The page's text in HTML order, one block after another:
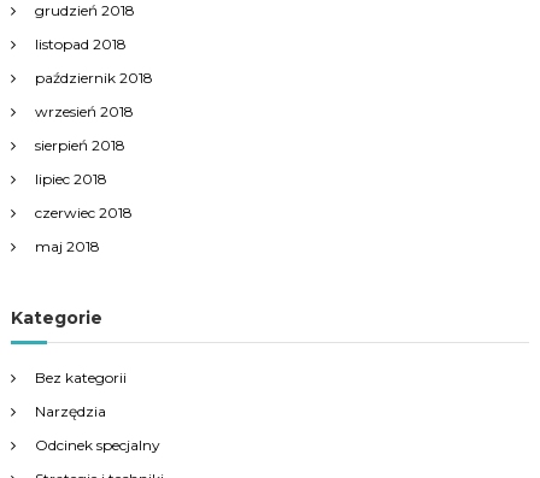
grudzień 2018
listopad 2018
październik 2018
wrzesień 2018
sierpień 2018
lipiec 2018
czerwiec 2018
maj 2018
Kategorie
Bez kategorii
Narzędzia
Odcinek specjalny